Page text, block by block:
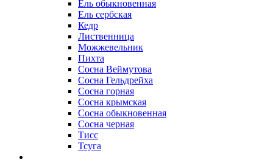
Ель обыкновенная
Ель сербская
Кедр
Лиственница
Можжевельник
Пихта
Сосна Веймутова
Сосна Гельдрейха
Сосна горная
Сосна крымская
Сосна обыкновенная
Сосна черная
Тисс
Тсуга